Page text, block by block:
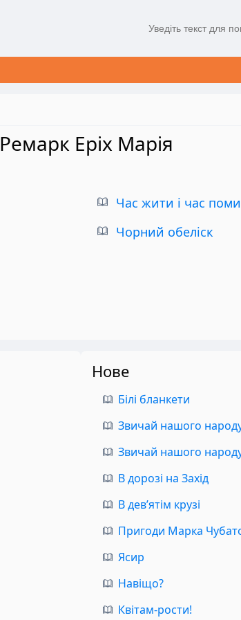
Ремарк Еріх Марія
Час жити і час
Чорний обеліск
Нове
Білі бланкети
Звичай нашого
Звичай нашого
В дорозі на Захід
В дев’ятім крузі
Пригоди Марка
Ясир
Навіщо?
Квітам-рости!